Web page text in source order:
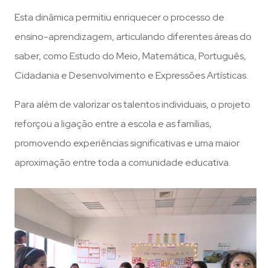
Esta dinâmica permitiu enriquecer o processo de
ensino-aprendizagem, articulando diferentes áreas do
saber, como Estudo do Meio, Matemática, Português,
Cidadania e Desenvolvimento e Expressões Artísticas.
Para além de valorizar os talentos individuais, o projeto
reforçou a ligação entre a escola e as famílias,
promovendo experiências significativas e uma maior
aproximação entre toda a comunidade educativa.